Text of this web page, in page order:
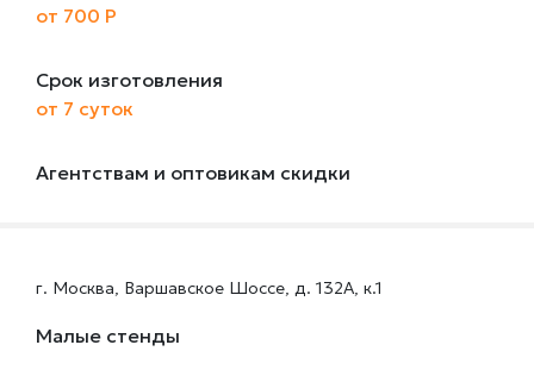
от 700 Р
Срок изготовления
от 7 суток
Агентствам и оптовикам скидки
г. Москва, Варшавское Шоссе, д. 132А, к.1
Малые стенды